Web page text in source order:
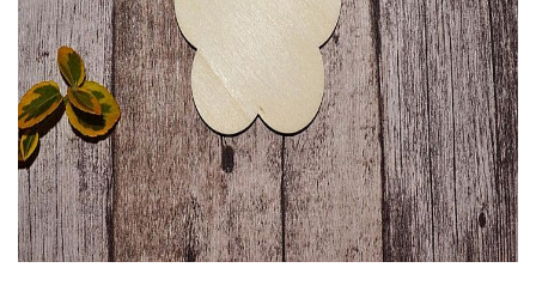
Mijloace de transport
Seturi figurine diverse
Forme vintage
Ornamente si scrapbooking
Scrapbooking
Placute
Rame foto
Suporturi decoupage, placute